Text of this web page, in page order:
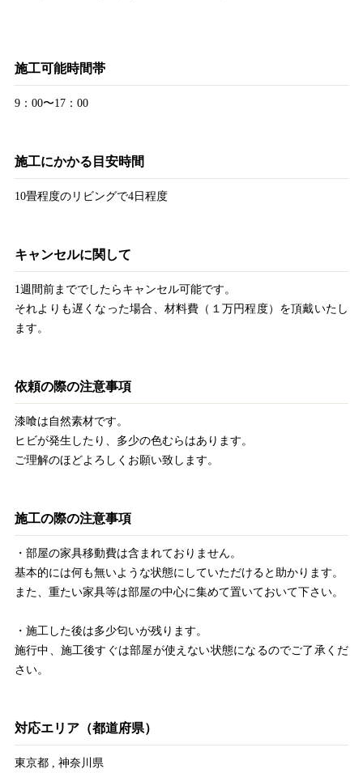
施工可能時間帯
9：00〜17：00
施工にかかる目安時間
10畳程度のリビングで4日程度
キャンセルに関して
1週間前まででしたらキャンセル可能です。
それよりも遅くなった場合、材料費（１万円程度）を頂戴いたし
ます。
依頼の際の注意事項
漆喰は自然素材です。
ヒビが発生したり、多少の色むらはあります。
ご理解のほどよろしくお願い致します。
施工の際の注意事項
・部屋の家具移動費は含まれておりません。
基本的には何も無いような状態にしていただけると助かります。
また、重たい家具等は部屋の中心に集めて置いておいて下さい。
・施工した後は多少匂いが残ります。
施行中、施工後すぐは部屋が使えない状態になるのでご了承くだ
さい。
対応エリア（都道府県）
東京都, 神奈川県